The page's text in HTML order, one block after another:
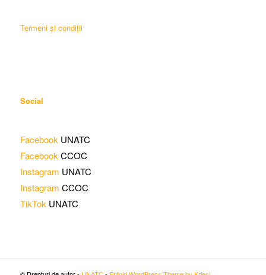
Termeni și condiții
Social
FacebookUNATC
FacebookCCOC
Instagram UNATC
Instagram CCOC
TikTokUNATC